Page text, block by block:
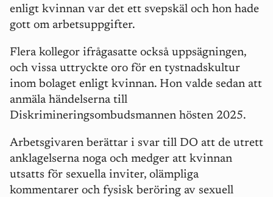
enligt kvinnan var det ett svepskäl och hon hade
gott om arbetsuppgifter.
Flera kollegor ifrågasatte också uppsägningen,
och vissa uttryckte oro för en tystnadskultur
inom bolaget enligt kvinnan. Hon valde sedan att
anmäla händelserna till
Diskrimineringsombudsmannen hösten 2025.
Arbetsgivaren berättar i svar till DO att de utrett
anklagelserna noga och medger att kvinnan
utsatts för sexuella inviter, olämpliga
kommentarer och fysisk beröring av sexuell